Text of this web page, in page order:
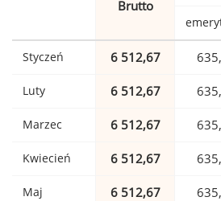
Brutto
Styczeń 6 512,67
Luty 6 512,67
Marzec 6 512,67
Kwiecień 6 512,67
Maj 6 512,67